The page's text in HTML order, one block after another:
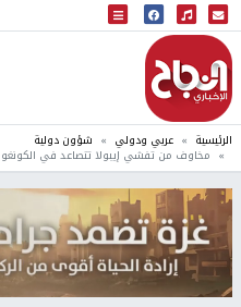
البث المباشر
إذاعة النجاح
الرئيسية عربي ودولي شؤون دولية
مخاوف من تفشي إيبولا تتصاعد في